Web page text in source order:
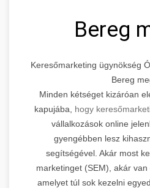
Bereg
Keresőmarketing ügynökség
Bereg
Minden kétséget kizáróan
kapujába, hogy
vállalkozások online
gyengébben lesz
segítségével. Akár most
marketinget (SEM), akár van
amelyet túl sok kezelni